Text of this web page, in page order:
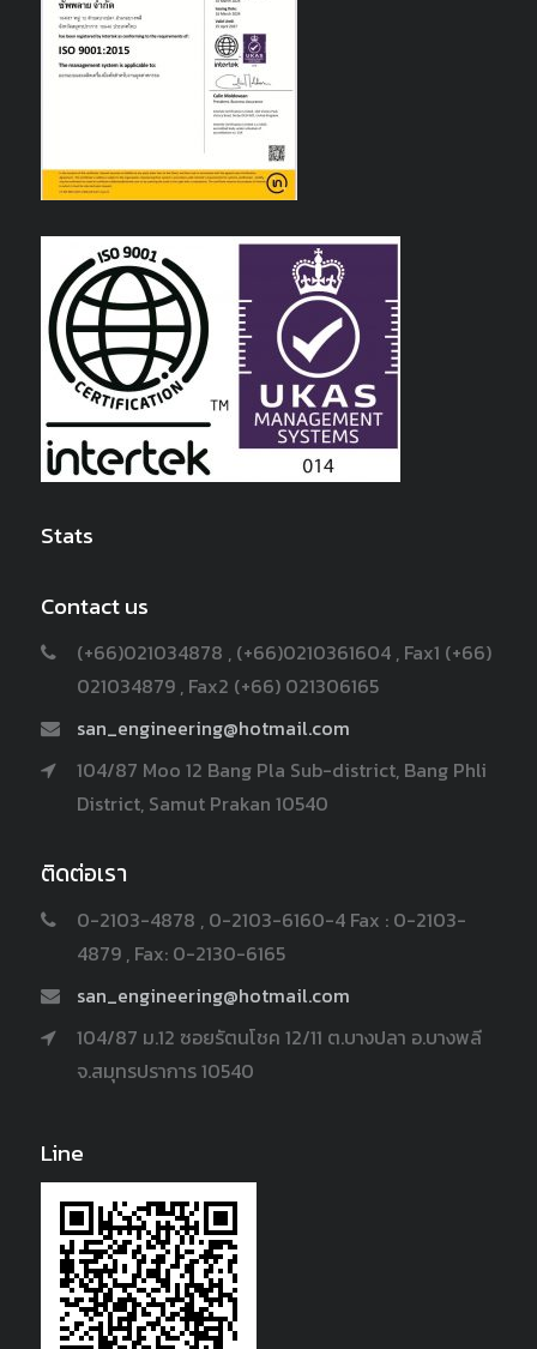
Stats
Contact us
(+66)021034878 , (+66)0210361604 , Fax1 (+66)
021034879 , Fax2 (+66) 021306165
san_engineering@hotmail.com
104/87 Moo 12 Bang Pla Sub-district, Bang Phli
District, Samut Prakan 10540
ติดต่อเรา
0-2103-4878 , 0-2103-6160-4 Fax : 0-2103-
4879 , Fax: 0-2130-6165
san_engineering@hotmail.com
104/87 ม.12 ซอยรัตนโชค 12/11 ต.บางปลา อ.บางพลี
จ.สมุทรปราการ 10540
Line